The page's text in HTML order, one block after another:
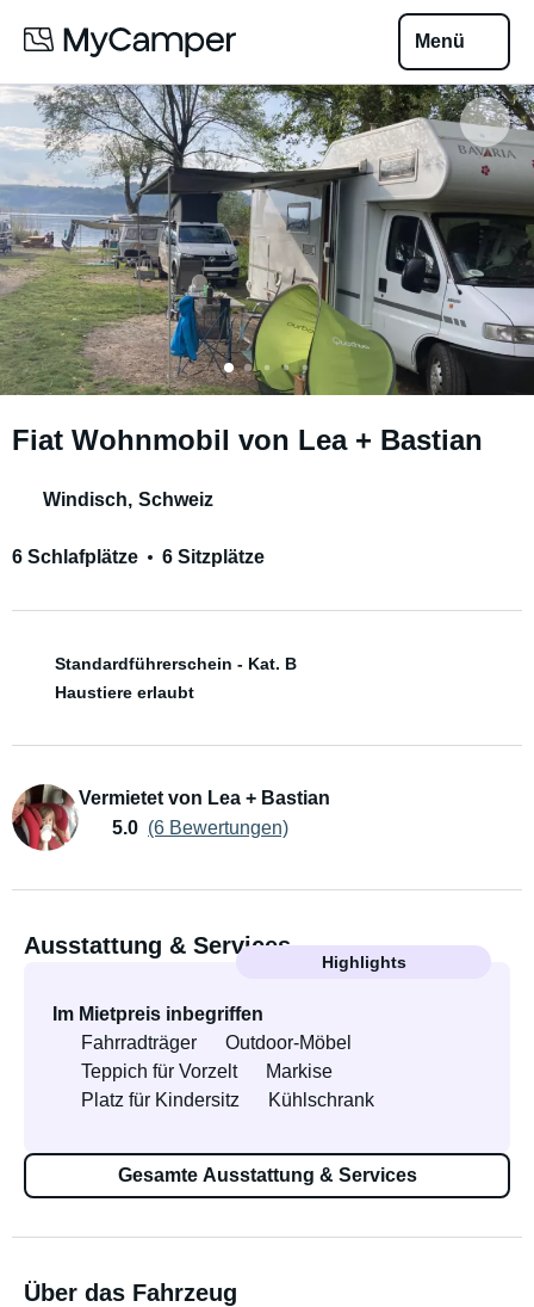
Menü
Fiat Wohnmobil von Lea + Bastian
Windisch, Schweiz
6 Schlafplätze 6 Sitzplätze
Standardführerschein - Kat. B
Haustiere erlaubt
Vermietet von Lea + Bastian
5.0 (6 Bewertungen)
Ausstattung & Services
Highlights
Im Mietpreis inbegriffen
Fahrradträger
Outdoor-Möbel
Teppich für Vorzelt
Markise
Platz für Kindersitz
Kühlschrank
Gesamte Ausstattung & Services
Über das Fahrzeug